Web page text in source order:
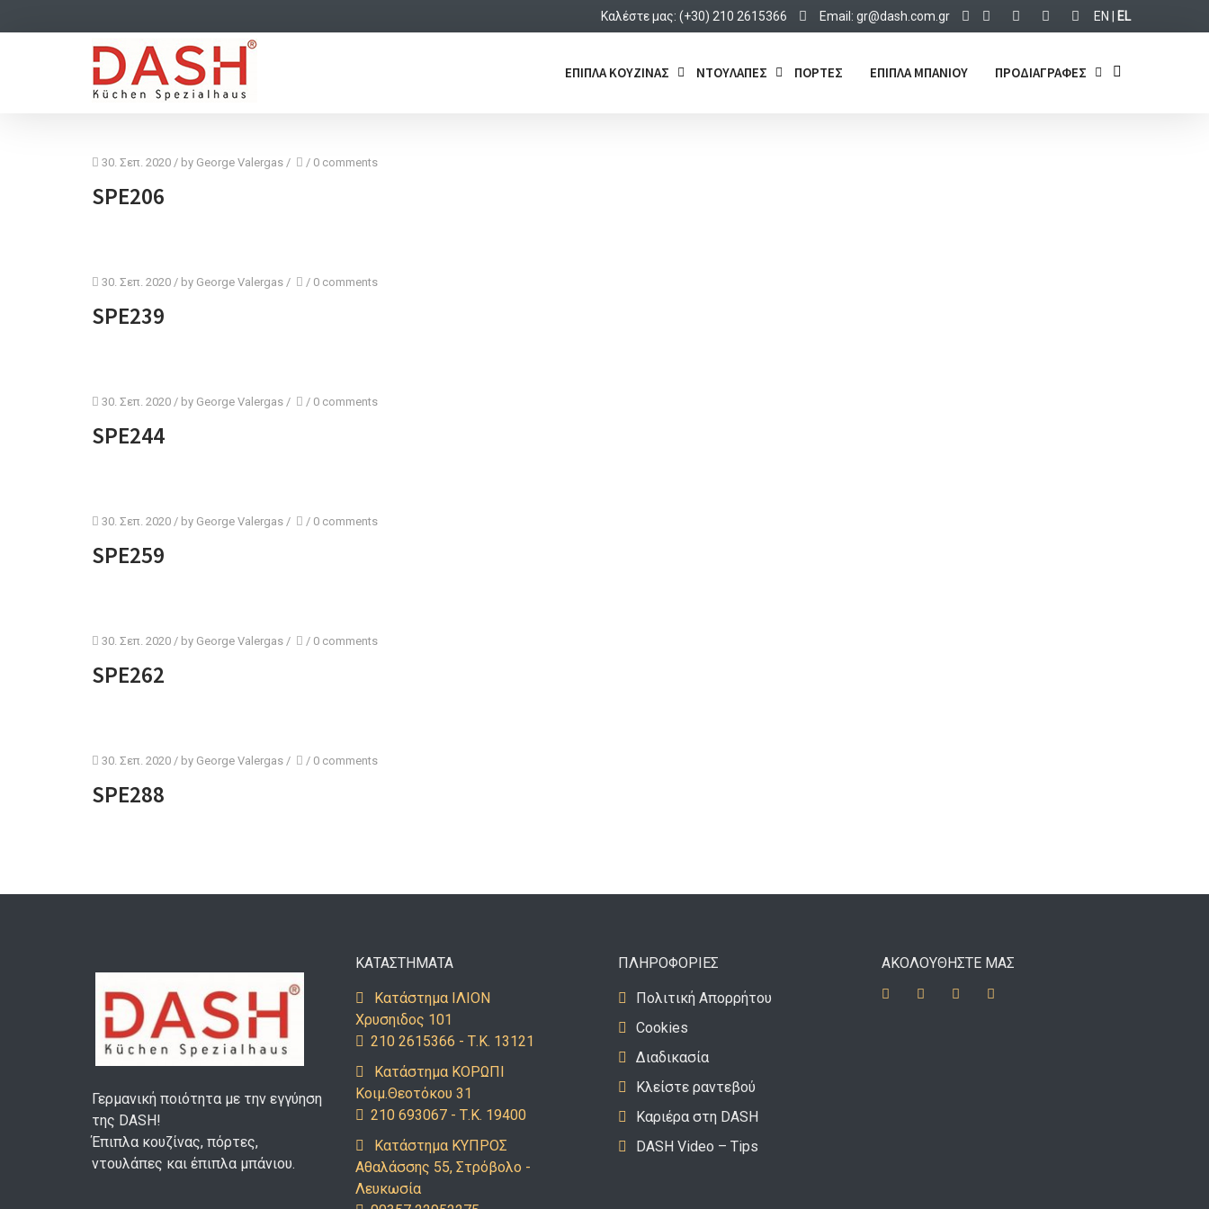
Καλέστε μας: (+30) 210 2615366 Email: rg.mo
c.hsa
d@rg EN EL
ΕΠΙΠΛΑ ΚΟΥΖΙΝΑΣ ΝΤΟΥΛΑΠΕΣ ΠΟΡΤΕΣ ΕΠΙΠΛΑ ΜΠΑΝΙΟΥ ΠΡΟΔΙΑΓΡΑΦΕΣ
Προσφορές
30. Σεπ. 2020 / by George Valergas / / 0 comments
SPE206
30. Σεπ. 2020 / by George Valergas / / 0 comments
SPE239
30. Σεπ. 2020 / by George Valergas / / 0 comments
SPE244
30. Σεπ. 2020 / by George Valergas / / 0 comments
SPE259
30. Σεπ. 2020 / by George Valergas / / 0 comments
SPE262
30. Σεπ. 2020 / by George Valergas / / 0 comments
SPE288
Γερμανική ποιότητα με την εγγύηση
της DASH!
Έπιπλα κουζίνας, πόρτες,
ντουλάπες και έπιπλα μπάνιου.
ΚΑΤΑΣΤΗΜΑΤΑ
Κατάστημα ΙΛΙΟΝ
Χρυσηιδος 101
210 2615366 - Τ.Κ. 13121
Κατάστημα ΚΟΡΩΠΙ
Κοιμ.Θεοτόκου 31
210 693067 - Τ.Κ. 19400
Κατάστημα ΚΥΠΡΟΣ
Αθαλάσσης 55, Στρόβολο -
Λευκωσία
ΠΛΗΡΟΦΟΡΙΕΣ
Πολιτική Απορρήτου
Cookies
Διαδικασία
Κλείστε ραντεβού
Καριέρα στη DASH
DASH Video – Tips
ΑΚΟΛΟΥΘΗΣΤΕ ΜΑΣ